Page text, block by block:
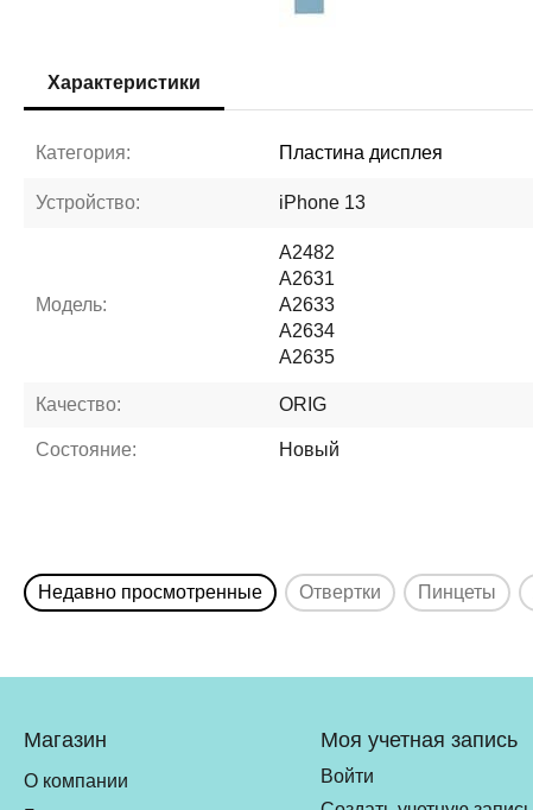
Характеристики
Категория: Пластина дисплея
Устройство: iPhone 13
Модель:
A2482
A2631
A2633
A2634
A2635
Качество: ORIG
Состояние: Новый
Недавно просмотренные Отвертки Пинцеты
Магазин
О компании
Моя учетная запись
Войти